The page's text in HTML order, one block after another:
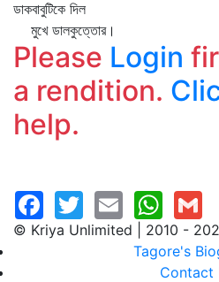
ডাকবাবুটিকে দিল
মুখে ডালকুত্তোর।
Please Login
a rendition.
help.
© Kriya Unlimited | 2010 -
Tagore's
Contact